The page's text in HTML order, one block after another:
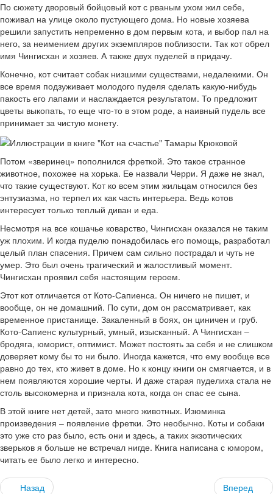
По сюжету дворовый бойцовый кот с рваным ухом жил себе,
поживал на улице около пустующего дома. Но новые хозяева
решили запустить непременно в дом первым кота, и выбор пал на
него, за неимением других экземпляров поблизости. Так кот обрел
имя Чингисхан и хозяев. А также двух пуделей в придачу.
Конечно, кот считает собак низшими существами, недалекими. Он
все время подзуживает молодого пуделя сделать какую-нибудь
пакость его лапами и наслаждается результатом. То предложит
цветы выкопать, то еще что-то в этом роде, а наивный пудель все
принимает за чистую монету.
Потом «зверинец» пополнился фреткой. Это такое странное
животное, похожее на хорька. Ее назвали Черри. Я даже не знал,
что такие существуют. Кот ко всем этим жильцам относился без
энтузиазма, но терпел их как часть интерьера. Ведь котов
интересует только теплый диван и еда.
Несмотря на все кошачье коварство, Чингисхан оказался не таким
уж плохим. И когда пуделю понадобилась его помощь, разработал
целый план спасения. Причем сам сильно пострадал и чуть не
умер. Это был очень трагический и жалостливый момент.
Чингисхан проявил себя настоящим героем.
Этот кот отличается от Кото-Сапиенса. Он ничего не пишет, и
вообще, он не домашний. По сути, дом он рассматривает, как
временное пристанище. Закаленный в боях, он циничен и груб.
Кото-Сапиенс культурный, умный, изысканный. А Чингисхан –
бродяга, юморист, оптимист. Может постоять за себя и не слишком
доверяет кому бы то ни было. Иногда кажется, что ему вообще все
равно до тех, кто живет в доме. Но к концу книги он смягчается, и в
нем появляются хорошие черты. И даже старая пуделиха стала не
столь высокомерна и признала кота, когда он спас ее сына.
В этой книге нет детей, зато много животных. Изюминка
произведения – появление фретки. Это необычно. Коты и собаки
это уже сто раз было, есть они и здесь, а таких экзотических
зверьков я больше не встречал нигде. Книга написана с юмором,
читать ее было легко и интересно.
Назад Вперед